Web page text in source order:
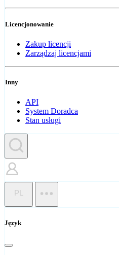
Licencjonowanie
Zakup licencji
Zarządzaj licencjami
Inny
API
System Doradca
Stan usługi
PL
Język